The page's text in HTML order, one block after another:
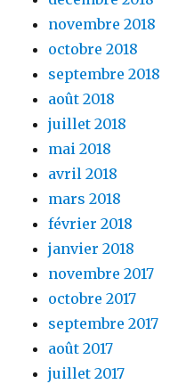
novembre 2018
octobre 2018
septembre 2018
août 2018
juillet 2018
mai 2018
avril 2018
mars 2018
février 2018
janvier 2018
novembre 2017
octobre 2017
septembre 2017
août 2017
juillet 2017